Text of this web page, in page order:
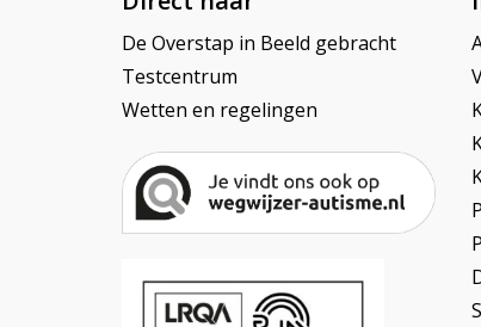
De Overstap in Beeld gebracht
Testcentrum
Wetten en regelingen